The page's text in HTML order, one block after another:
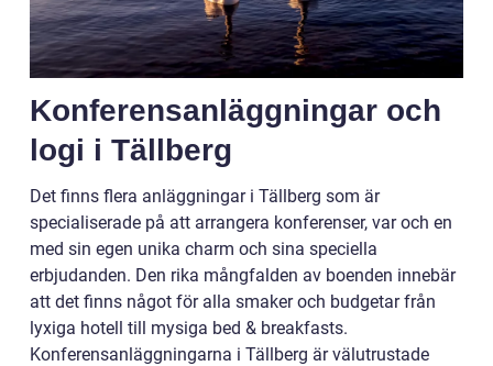
Konferensanläggningar och
logi i Tällberg
Det finns flera anläggningar i Tällberg som är
specialiserade på att arrangera konferenser, var och en
med sin egen unika charm och sina speciella
erbjudanden. Den rika mångfalden av boenden innebär
att det finns något för alla smaker och budgetar från
lyxiga hotell till mysiga bed & breakfasts.
Konferensanläggningarna i Tällberg är välutrustade